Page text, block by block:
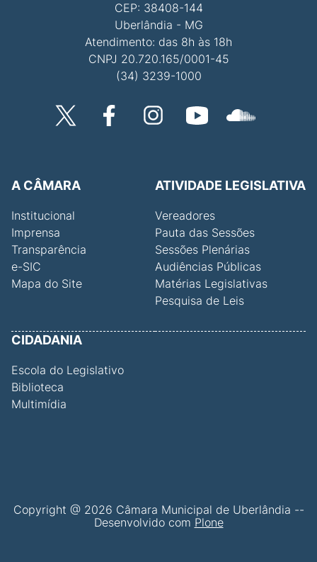
CEP: 38408-144
Uberlândia - MG
Atendimento: das 8h às 18h
CNPJ 20.720.165/0001-45
(34) 3239-1000
A CÂMARA
Institucional
Imprensa
Transparência
e-SIC
Mapa do Site
ATIVIDADE LEGISLATIVA
Vereadores
Pauta das Sessões
Sessões Plenárias
Audiências Públicas
Matérias Legislativas
Pesquisa de Leis
CIDADANIA
Escola do Legislativo
Biblioteca
Multimídia
Copyright @ 2026 Câmara Municipal de Uberlândia --
Desenvolvido com Plone